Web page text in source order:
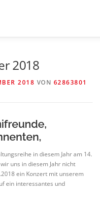
2018
2018 VON 62863801
in diesem Jahr am 14.
uns in diesem Jahr nicht
ein Konzert mit unserem
ein interessantes und